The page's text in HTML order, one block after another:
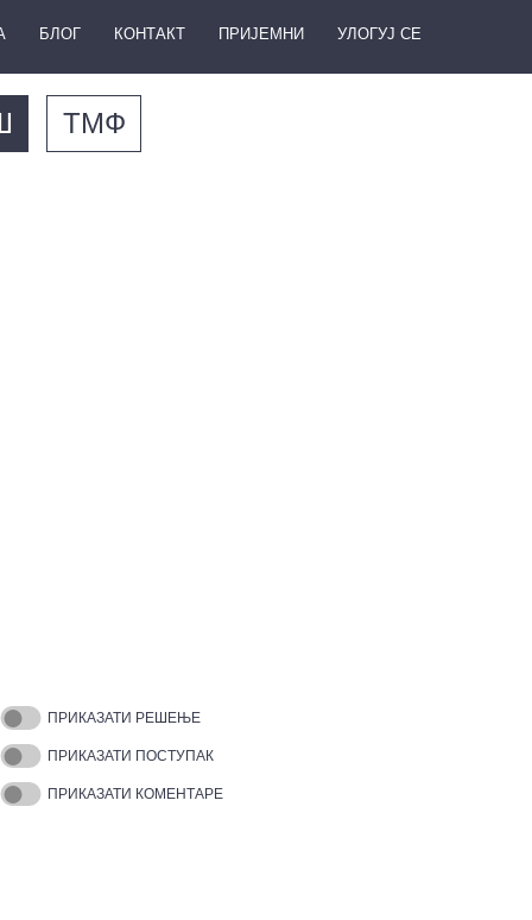
БЛОГ КОНТАКТ ПРИЈЕМНИ УЛОГУЈ СЕ
ТМФ
ПРИКАЗАТИ РЕШЕЊЕ
ПРИКАЗАТИ ПОСТУПАК
ПРИКАЗАТИ КОМЕНТАРЕ